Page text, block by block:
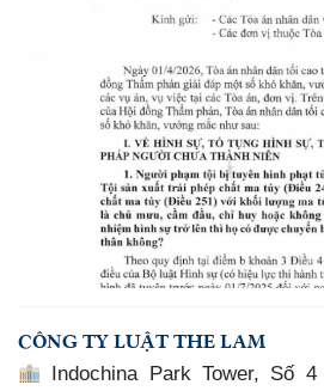
CÔNG TY LUẬT THE LAM
Indochina Park Tower, Số